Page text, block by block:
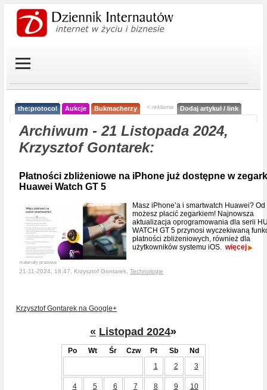
the:protocol Aukcje Bukmacherzy < reklama Dodaj artykuł / link
Archiwum - 21 Listopada 2024,
Krzysztof Gontarek:
Płatności zbliżeniowe na iPhone już dostępne w
Huawei Watch GT 5
materiały prasowe
Masz iPhone’a i smartwatch Huawei? Od
możesz płacić zegarkiem! Najnowsza
aktualizacja oprogramowania dla serii
WATCH GT 5 przynosi wyczekiwaną
płatności zbliżeniowych, również dla
użytkowników systemu iOS. więcej
21-11-2024, 18:47, Krzysztof Gontarek, Technologie
Krzysztof Gontarek na Google+
« Listopad 2024»
Po Wt Śr Czw Pt Sb
Nd
1
2 3
4 5 6 7 8 9 10